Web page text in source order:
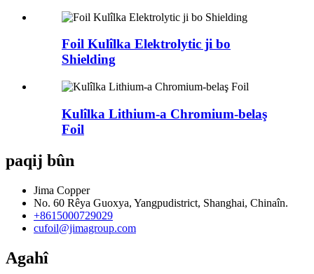
Foil Kulîlka Elektrolytic ji bo
Shielding
Kulîlka Lithium-a Chromium-belaş
Foil
paqij bûn
Jima Copper
No. 60 Rêya Guoxya, Yangpudistrict, Shanghai, Chinaîn.
+8615000729029
cufoil@jimagroup.com
Agahî